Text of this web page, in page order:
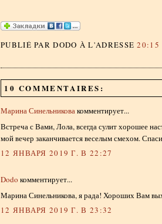
PUBLIÉ PAR DODO À L'ADRESSE20:15
10 COMMENTAIRES:
Марина Синельниковакомментирует...
Встреча с Вами, Лола, всегда сулит хорошее
мой вечер заканчивается веселым смехом.
12 ЯНВАРЯ 2019 Г. В 22:27
Dodo комментирует...
Марина Синельникова, я рада! Хороших Вам
12 ЯНВАРЯ 2019 Г. В 23:32